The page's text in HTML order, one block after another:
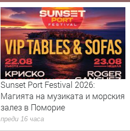
Sunset Port Festival 2026:
Магията на музиката и морския
залез в Поморие
преди 16 часа